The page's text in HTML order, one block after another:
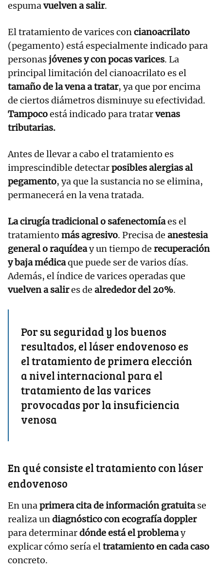
espumavuelven a salir.
El tratamiento de varices concianoacrilato
(pegamento) está especialmente indicado para
personasjóvenes y con pocas varices. La
principal limitación del cianoacrilato es el
tamaño de la vena a tratar, ya que por encima
de ciertos diámetros disminuye su efectividad.
Tampocoestá indicado para tratarvenas
tributarias.
Antes de llevar a cabo el tratamiento es
imprescindible detectarposibles alergias al
pegamento, ya que la sustancia no se elimina,
permanecerá en la vena tratada.
La cirugía tradicional o safenectomíaes el
tratamiento más agresivo. Precisa de anestesia
general o raquídeay un tiempo de recuperación
y baja médicaque puede ser de varios días.
Además, el índice de varices operadas que
vuelven a salires de alrededor del 20%.
Por su seguridad y los buenos
resultados, el láser endovenoso es
el tratamiento de primera elección
a nivel internacional para el
tratamiento de las varices
provocadas por la insuficiencia
venosa
En qué consiste el tratamiento con láser
endovenoso
En unaprimera cita de información gratuitase
realiza undiagnóstico con ecografía doppler
para determinardónde está el problemay
explicar cómo sería eltratamiento en cada caso
concreto.